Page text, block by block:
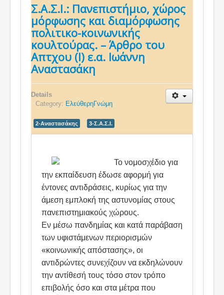
Σ.Α.Σ.Ι.: Πανεπιστήμιο, χώρος
μόρφωσης και διαμόρφωσης
πολιτικο-κοινωνικής
κουλτούρας. – Άρθρο του
Απτχου (Ι) ε.α. Ιωάννη
Αναστασάκη
Details
Category: ΕλεύθερηΓνώμη
2-Αναστασάκης 3-Σ.Α.Σ.Ι.
Το νομοσχέδιο για
την εκπαίδευση έδωσε αφορμή για
έντονες αντιδράσεις, κυρίως για την
άμεση εμπλοκή της αστυνομίας στους
πανεπιστημιακούς χώρους.
Εν μέσω πανδημίας και κατά παράβαση
των υφιστάμενων περιορισμών
«κοινωνικής απόστασης», οι
αντιδρώντες συνεχίζουν να εκδηλώνουν
την αντίθεσή τους τόσο στον τρόπο
επιβολής όσο και στα μέτρα που